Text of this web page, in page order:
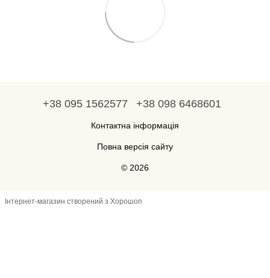
+38 095 1562577 +38 098 6468601
Контактна інформація
Повна версія сайту
© 2026
Інтернет-магазин створений з Хорошоп